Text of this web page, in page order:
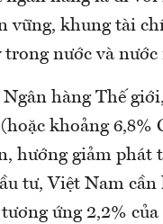
vững, khung tài
nước và
hàng Thế
khoảng 6,8%
hướng giảm phát
tư, Việt Nam
ứng 2,2%